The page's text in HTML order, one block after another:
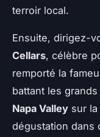
terroir local.
Ensuite, dirigez-
Cellars, célèbre
remporté la
battant les
Napa Valley sur
dégustation dans